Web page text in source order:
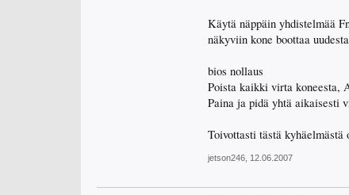
Käytä näppäin yhdistelmää
näkyviin kone boottaa
bios nollaus
Poista kaikki virta koneesta,
Paina ja pidä yhtä aikaisesti
Toivottasti tästä
jetson246 12.06.2007